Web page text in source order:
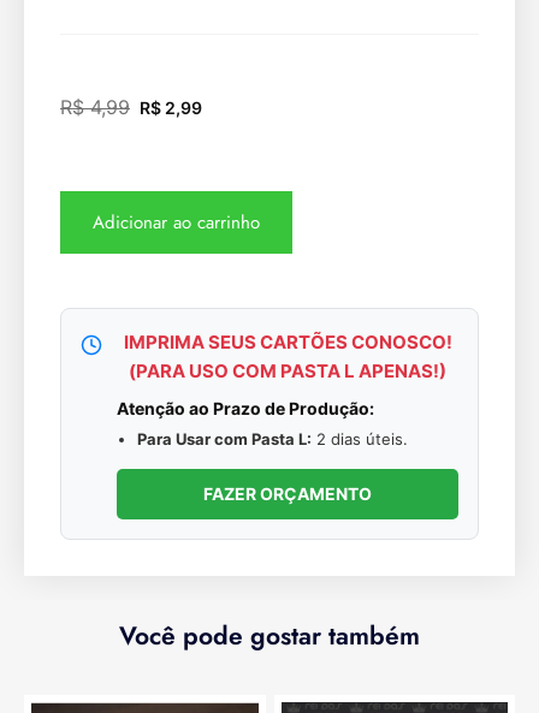
R$4,99 R$ 2,99
Adicionar ao carrinho
IMPRIMA SEUS CARTÕES CONOSCO!
(PARA USO COM PASTA L APENAS!)
Atenção ao Prazo de Produção:
Para Usar com Pasta L: 2 dias úteis.
FAZER ORÇAMENTO
Você pode gostar também